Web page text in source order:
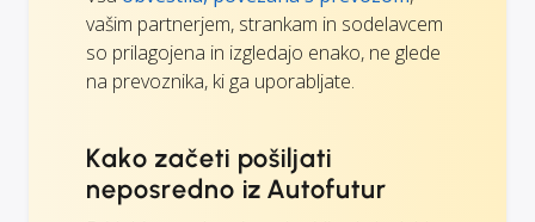
vašim partnerjem, strankam in sodelavcem
so prilagojena in izgledajo enako, ne glede
na prevoznika, ki ga uporabljate.
Kako začeti pošiljati
neposredno iz Autofutur